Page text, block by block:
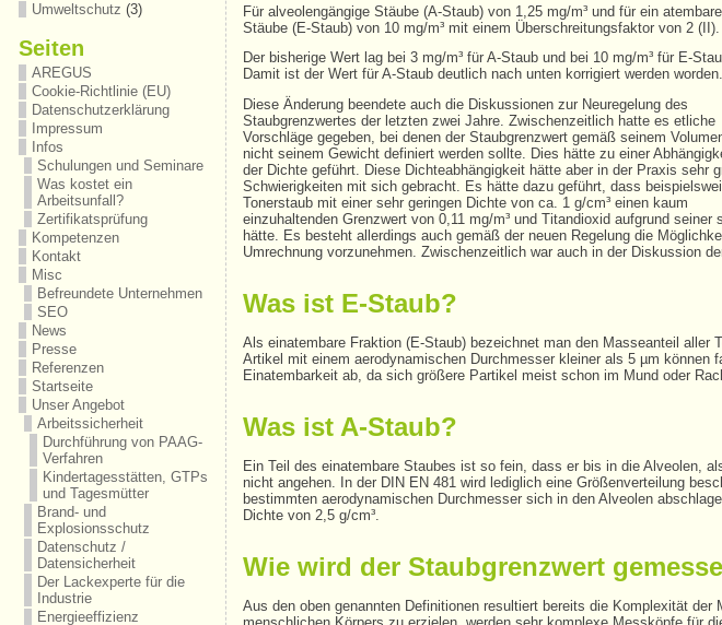
Umweltschutz (3)
Seiten
AREGUS
Cookie-Richtlinie (EU)
Datenschutzerklärung
Impressum
Infos
Schulungen und Seminare
Was kostet ein
Arbeitsunfall?
Zertifikatsprüfung
Kompetenzen
Kontakt
Misc
Befreundete Unternehmen
SEO
News
Presse
Referenzen
Startseite
Unser Angebot
Arbeitssicherheit
Durchführung von PAAG-
Verfahren
Kindertagesstätten, GTPs
und Tagesmütter
Brand- und
Explosionsschutz
Datenschutz /
Datensicherheit
Der Lackexperte für die
Industrie
Energieeffizienz
Für alveolengängige Stäube (A-Staub) von 1,25 mg/m³ und für ein atembare
Stäube (E-Staub) von 10 mg/m³ mit einem Überschreitungsfaktor von 2 (II).
Der bisherige Wert lag bei 3 mg/m³ für A-Staub und bei 10 mg/m³ für E-
Damit ist der Wert für A-Staub deutlich nach unten korrigiert werden worden.
Diese Änderung beendete auch die Diskussionen zur Neuregelung des
Staubgrenzwertes der letzten zwei Jahre. Zwischenzeitlich hatte es etliche
Vorschläge gegeben, bei denen der Staubgrenzwert gemäß seinem
nicht seinem Gewicht definiert werden sollte. Dies hätte zu einer
der Dichte geführt. Diese Dichteabhängigkeit hätte aber in der Praxis sehr
Schwierigkeiten mit sich gebracht. Es hätte dazu geführt, dass
Tonerstaub mit einer sehr geringen Dichte von ca. 1 g/cm³ einen kaum
einzuhaltenden Grenzwert von 0,11 mg/m³ und Titandioxid aufgrund
hätte. Es besteht allerdings auch gemäß der neuen Regelung die
Umrechnung vorzunehmen. Zwischenzeitlich war auch in der Diskussion
Was ist E-Staub?
Als einatembare Fraktion (E-Staub) bezeichnet man den Masseanteil aller
Artikel mit einem aerodynamischen Durchmesser kleiner als 5 µm
Einatembarkeit ab, da sich größere Partikel meist schon im Mund oder
Was ist A-Staub?
Ein Teil des einatembare Staubes ist so fein, dass er bis in die Alveolen,
nicht angehen. In der DIN EN 481 wird lediglich eine Größenverteilung
bestimmten aerodynamischen Durchmesser sich in den Alveolen
Dichte von 2,5 g/cm³.
Wie wird der Staubgrenzwert
Aus den oben genannten Definitionen resultiert bereits die Komplexität